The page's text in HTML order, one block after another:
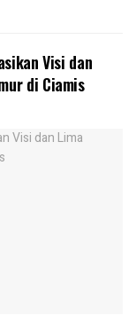
Visi dan
di Ciamis